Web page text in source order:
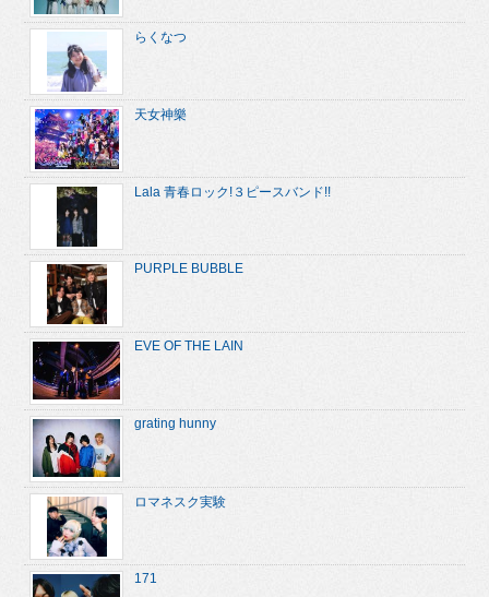
らくなつ
天女神樂
Lala 青春ロック!３ピースバンド!!
PURPLE BUBBLE
EVE OF THE LAIN
grating hunny
ロマネスク実験
171